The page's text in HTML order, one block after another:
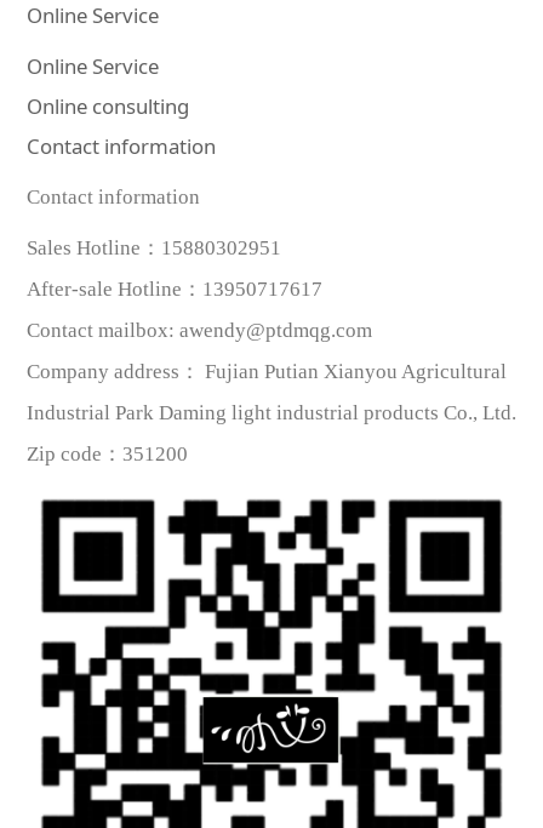
Online Service
Online Service
Online consulting
Contact information
Contact information
Sales Hotline： 15880302951
After-sale Hotline ： 13950717617
Contact mailbox: awendy@ptdmqg.com
Company address： Fujian Putian Xianyou Agricultural
Industrial Park Daming light industrial products Co., Ltd.
Zip code ： 351200